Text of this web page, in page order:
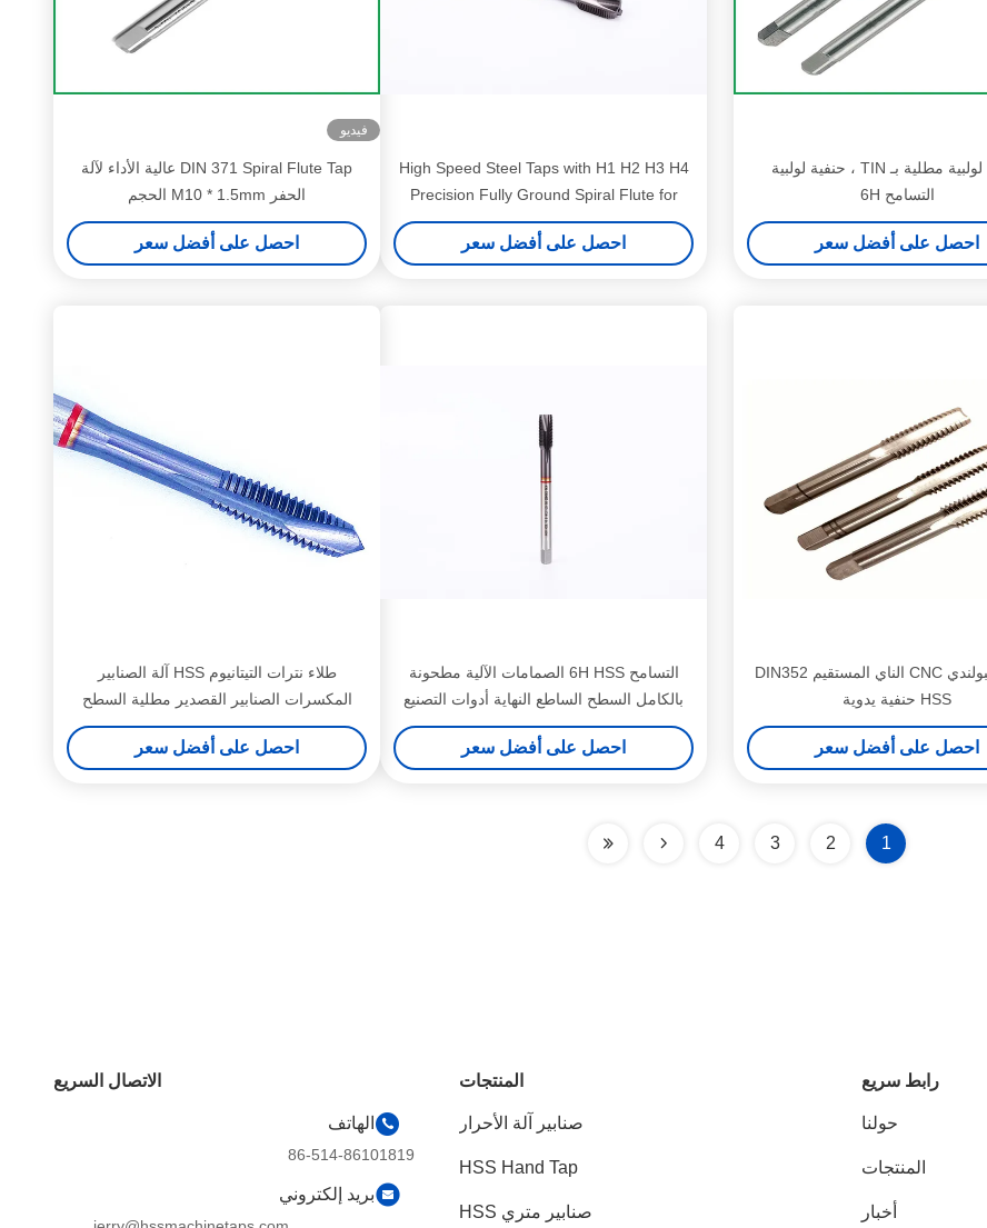
حنفية لولبية مطلية بـ TIN ، حنفية لولبية
التسامح 6H
احصل على أفضل سعر
High Speed Steel Taps with H1 H2 H3 H4
Precision Fully Ground Spiral Flute for
Heavy Duty Applications
احصل على أفضل سعر
فيديو
DIN 371 Spiral Flute Tap عالية الأداء لآلة
الحفر M10 * 1.5mm الحجم
احصل على أفضل سعر
الخيط البولندي CNC الناي المستقيم DIN352
HSS حنفية يدوية
احصل على أفضل سعر
التسامح 6H HSS الصمامات الآلية مطحونة
بالكامل السطح الساطع النهاية أدوات التصنيع
الدقيقة لقطع الخيوط الصناعية
احصل على أفضل سعر
طلاء نترات التيتانيوم HSS آلة الصنابير
المكسرات الصنابير القصدير مطلية السطح
الخيوط قطع أدوات للعمل الدقيق
احصل على أفضل سعر
1
2
3
4
رابط سريع
حولنا
المنتجات
أخبار
المنتجات
صنابير آلة الأحرار
HSS Hand Tap
صنابير متري HSS
الاتصال السريع
الهاتف
86-514-86101819
بريد إلكتروني